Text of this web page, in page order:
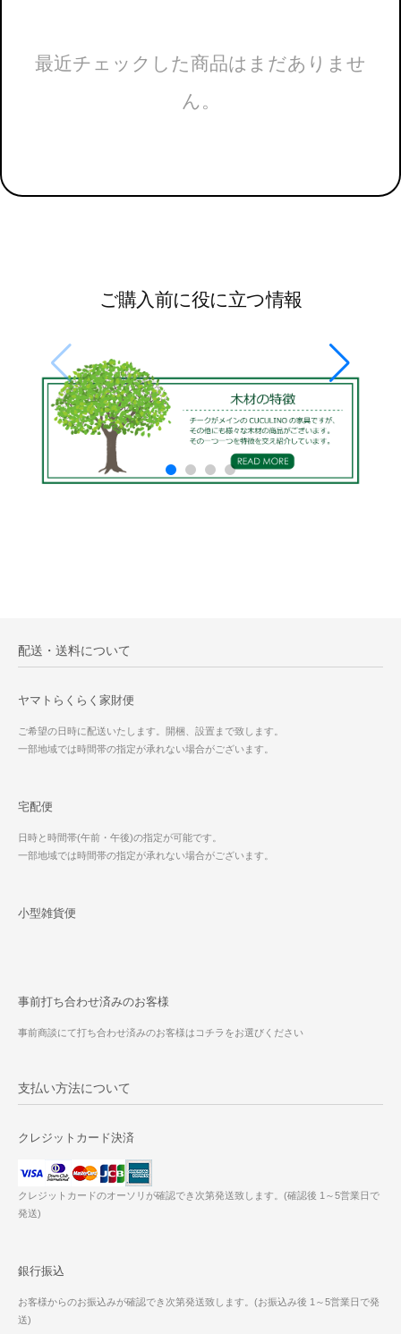
最近チェックした商品はまだありませ
ん。
ご購入前に役に立つ情報
配送・送料について
ヤマトらくらく家財便
ご希望の日時に配送いたします。開梱、設置まで致します。
一部地域では時間帯の指定が承れない場合がございます。
宅配便
日時と時間帯(午前・午後)の指定が可能です。
一部地域では時間帯の指定が承れない場合がございます。
小型雑貨便
事前打ち合わせ済みのお客様
事前商談にて打ち合わせ済みのお客様はコチラをお選びください
支払い方法について
クレジットカード決済
クレジットカードのオーソリが確認でき次第発送致します。(確認後 1～5営業日で
発送)
銀行振込
お客様からのお振込みが確認でき次第発送致します。(お振込み後 1～5営業日で発
送)